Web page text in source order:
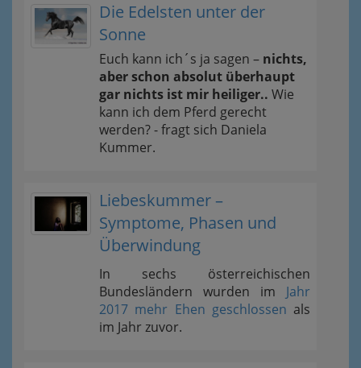
Die Edelsten unter der
Sonne
Euch kann ich´s ja sagen – nichts,
aber schon absolut überhaupt
gar nichts ist mir heiliger.. Wie
kann ich dem Pferd gerecht
werden? - fragt sich Daniela
Kummer.
Liebeskummer –
Symptome, Phasen und
Überwindung
In sechs österreichischen
Bundesländern wurden im Jahr
2017 mehr Ehen geschlossen als
im Jahr zuvor.